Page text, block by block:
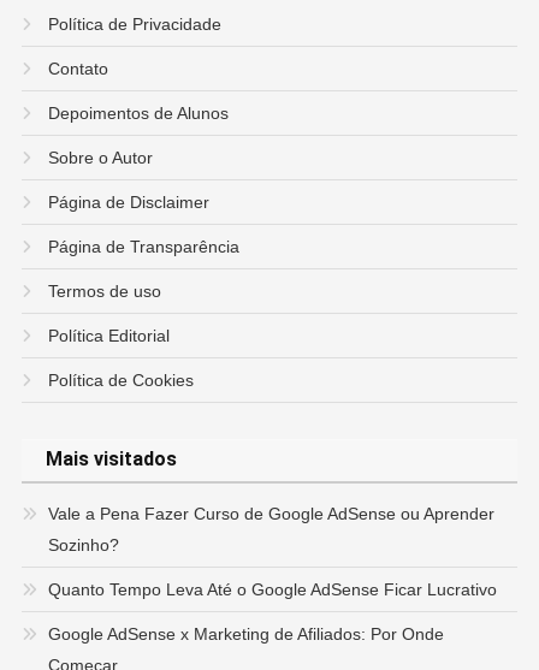
Política de Privacidade
Contato
Depoimentos de Alunos
Sobre o Autor
Página de Disclaimer
Página de Transparência
Termos de uso
Política Editorial
Política de Cookies
Mais visitados
Vale a Pena Fazer Curso de Google AdSense ou Aprender
Sozinho?
Quanto Tempo Leva Até o Google AdSense Ficar Lucrativo
Google AdSense x Marketing de Afiliados: Por Onde
Começar